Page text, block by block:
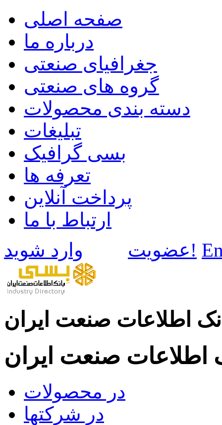
صفحه اصلی
درباره ما
جغرافیای صنعتی
گروه های صنعتی
دسته بندی محصولات
تبلیغات
بسی گرافیک
تعرفه ها
پرداخت آنلاین
ارتباط با ما
عضویتوارد شوید!
اطلاعات صنعت ایران
اطلاعات صنعت ایران
در محصولات
در شرکتها